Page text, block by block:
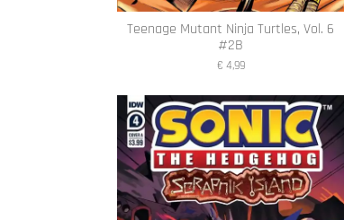
Teenage Mutant Ninja Turtles, Vol. 6
#2B
€ 4,99